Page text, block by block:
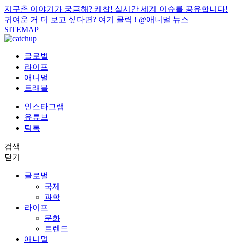
지구촌 이야기가 궁금해? 케찹! 실시간 세계 이슈를 공유합니다!
귀여운 거 더 보고 싶다면? 여기 클릭 ! @애니멀 뉴스
SITEMAP
글로벌
라이프
애니멀
트래블
인스타그램
유튜브
틱톡
검색
닫기
글로벌
국제
과학
라이프
문화
트렌드
애니멀